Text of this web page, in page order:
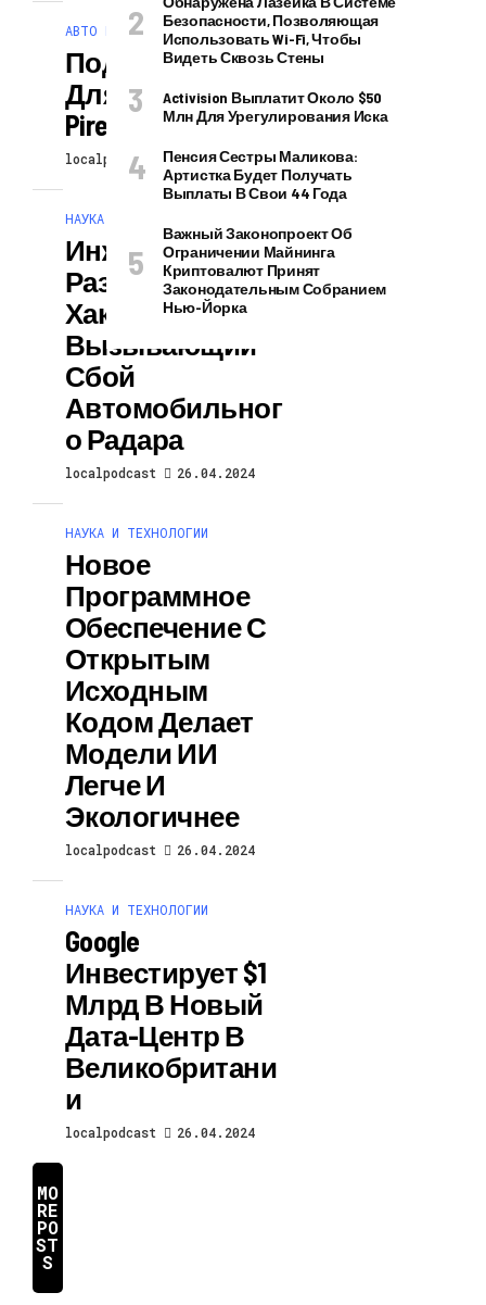
АВТО И МОТО
Подбор Шин
Для BMW: Michelin,
Pirelli И Continental
localpodcast 13.01.2025
НАУКА И ТЕХНОЛОГИИ
Инженеры
Разработали
Хак,
Вызывающий
Сбой
Автомобильног
О Радара
localpodcast 26.04.2024
НАУКА И ТЕХНОЛОГИИ
Новое
Программное
Обеспечение С
Открытым
Исходным
Кодом Делает
Модели ИИ
Легче И
Экологичнее
localpodcast 26.04.2024
НАУКА И ТЕХНОЛОГИИ
Google
Инвестирует $1
Млрд В Новый
Дата-Центр В
Великобритани
И
localpodcast 26.04.2024
MO
RE
PO
ST
S
Безопасности, Позволяющая
Использовать Wi-Fi, Чтобы
Видеть Сквозь Стены
Activision Выплатит Около $50
Млн Для Урегулирования Иска
Пенсия Сестры Маликова:
Артистка Будет Получать
Выплаты В Свои 44 Года
Важный Законопроект Об
Ограничении Майнинга
Криптовалют Принят
Законодательным Собранием
Нью-Йорка